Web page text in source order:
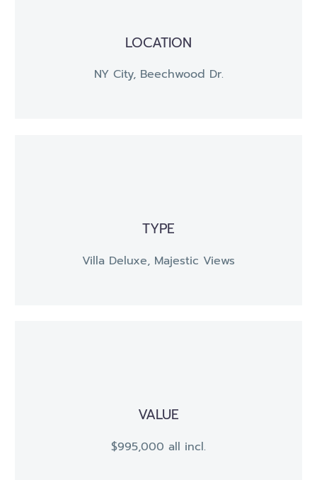
LOCATION
NY City, Beechwood Dr.
TYPE
Villa Deluxe, Majestic Views
VALUE
$995,000 all incl.